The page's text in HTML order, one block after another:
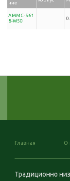
ние
AMMC-561
8-W50
Главная О
Традиционно